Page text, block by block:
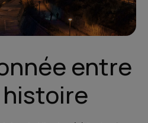
entre